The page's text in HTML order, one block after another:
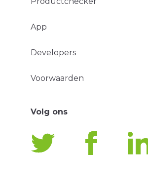
App
Developers
Voorwaarden
Volg ons